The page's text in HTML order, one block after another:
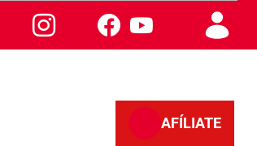
AFÍLIATE